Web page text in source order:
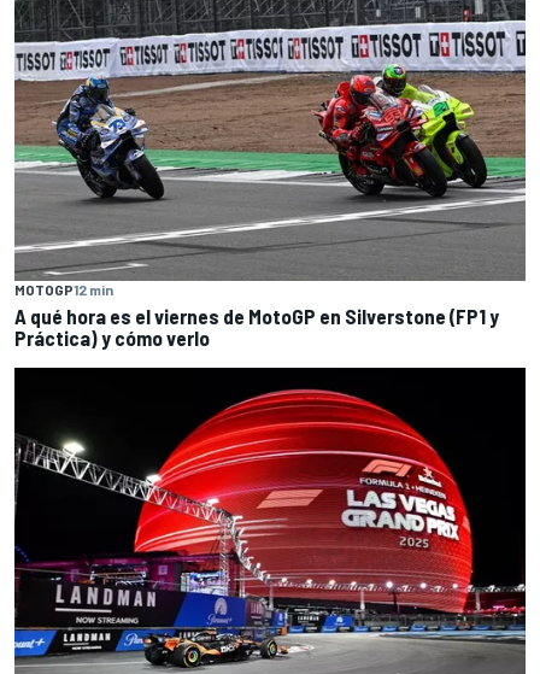
MOTOGP12 min
A qué hora es el viernes de MotoGP en Silverstone (FP1 y
Práctica) y cómo verlo